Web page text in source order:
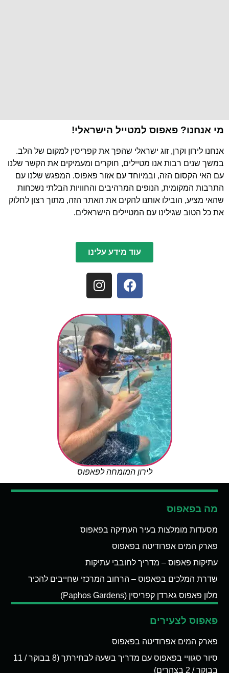
מי אנחנו? פאפוס למטייל הישראלי!
אנחנו לירון וקרן, זוג ישראלי שהפך את קפריסין למקום של הלב.
במשך שנים רבות אנו מטיילים, חוקרים ומעמיקים את הקשר שלנו
עם האי הקסום הזה, ובמיוחד עם אזור פאפוס. המפגש שלנו עם
התרבות המקומית, הנופים המרהיבים והחוויות הבלתי נשכחות
שהאי מציע, הובילו אותנו להקים את האתר הזה, מתוך רצון לחלוק
את כל הטוב שגילינו עם המטיילים הישראלים.
עוד מידע עלינו
לירון המומחה לפאפוס
מה בפאפוס
מסעדות מומלצות בעיר העתיקה בפאפוס
פארק המים אפרודיטה בפאפוס
עתיקות פאפוס – מדריך לחובבי עתיקות
שדרת המלכים בפאפוס – הרחוב המרכזי שחייבים להכיר
מלון פאפוס גארדן קפריסין (Paphos Gardens)
פאפוס לצעירים
פארק המים אפרודיטה בפאפוס
סיור סגוויי בפאפוס עם מדריך בשעה לבחירתך (8 בבוקר / 11
בבוקר / 2 בצהרים)